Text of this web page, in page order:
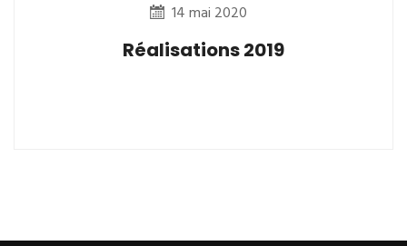
14 mai 2020
Réalisations 2019